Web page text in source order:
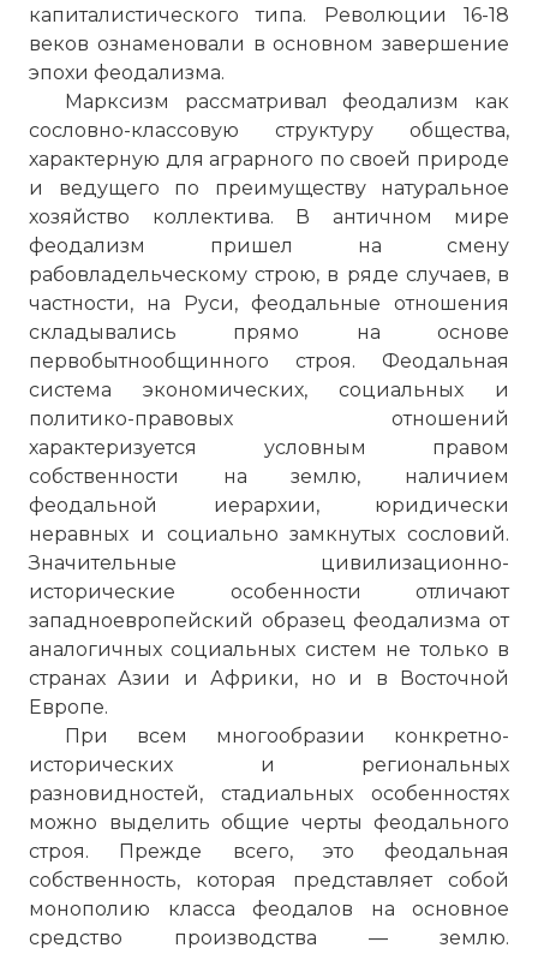
капиталистического типа. Революции 16-18
веков ознаменовали в основном завершение
эпохи феодализма.
Марксизм рассматривал феодализм как
сословно-классовую структуру общества,
характерную для аграрного по своей природе
и ведущего по преимуществу натуральное
хозяйство коллектива. В античном мире
феодализм пришел на смену
рабовладельческому строю, в ряде случаев, в
частности, на Руси, феодальные отношения
складывались прямо на основе
первобытнообщинного строя. Феодальная
система экономических, социальных и
политико-правовых отношений
характеризуется условным правом
собственности на землю, наличием
феодальной иерархии, юридически
неравных и социально замкнутых сословий.
Значительные цивилизационно-
исторические особенности отличают
западноевропейский образец феодализма от
аналогичных социальных систем не только в
странах Азии и Африки, но и в Восточной
Европе.
При всем многообразии конкретно-
исторических и региональных
разновидностей, стадиальных особенностях
можно выделить общие черты феодального
строя. Прежде всего, это феодальная
собственность, которая представляет собой
монополию класса феодалов на основное
средство производства — землю.